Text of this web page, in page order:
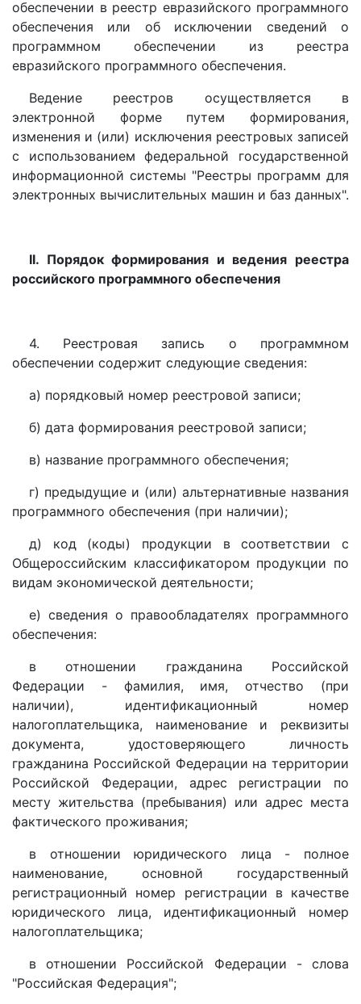
обеспечении в реестр евразийского программного
обеспечения или об исключении сведений о
программном обеспечении из реестра
евразийского программного обеспечения.
Ведение реестров осуществляется в
электронной форме путем формирования,
изменения и (или) исключения реестровых записей
с использованием федеральной государственной
информационной системы "Реестры программ для
электронных вычислительных машин и баз данных".
II. Порядок формирования и ведения реестра
российского программного обеспечения
4. Реестровая запись о программном
обеспечении содержит следующие сведения:
а) порядковый номер реестровой записи;
б) дата формирования реестровой записи;
в) название программного обеспечения;
г) предыдущие и (или) альтернативные названия
программного обеспечения (при наличии);
д) код (коды) продукции в соответствии с
Общероссийским классификатором продукции по
видам экономической деятельности;
е) сведения о правообладателях программного
обеспечения:
в отношении гражданина Российской
Федерации - фамилия, имя, отчество (при
наличии), идентификационный номер
налогоплательщика, наименование и реквизиты
документа, удостоверяющего личность
гражданина Российской Федерации на территории
Российской Федерации, адрес регистрации по
месту жительства (пребывания) или адрес места
фактического проживания;
в отношении юридического лица - полное
наименование, основной государственный
регистрационный номер регистрации в качестве
юридического лица, идентификационный номер
налогоплательщика;
в отношении Российской Федерации - слова
"Российская Федерация";